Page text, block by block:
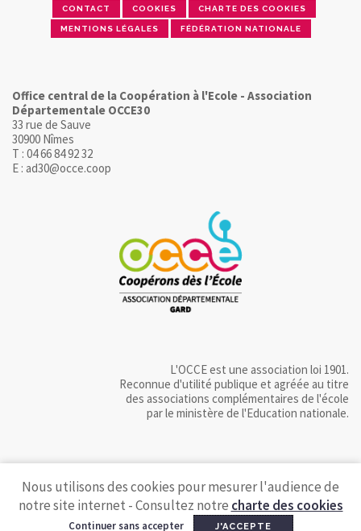
CONTACT COOKIES CHARTE DES COOKIES
MENTIONS LÉGALES FÉDÉRATION NATIONALE
Office central de la Coopération à l'Ecole - Association
Départementale OCCE30
33 rue de Sauve
30900 Nîmes
T : 04 66 84 92 32
E : ad30@occe.coop
L'OCCE est une association loi 1901.
Reconnue d'utilité publique et agréée au titre
des associations complémentaires de l'école
par le ministère de l'Education nationale.
Nous utilisons des cookies pour mesurer l'audience de
notre site internet - Consultez notre charte des cookies
Continuer sans accepter J'ACCEPTE